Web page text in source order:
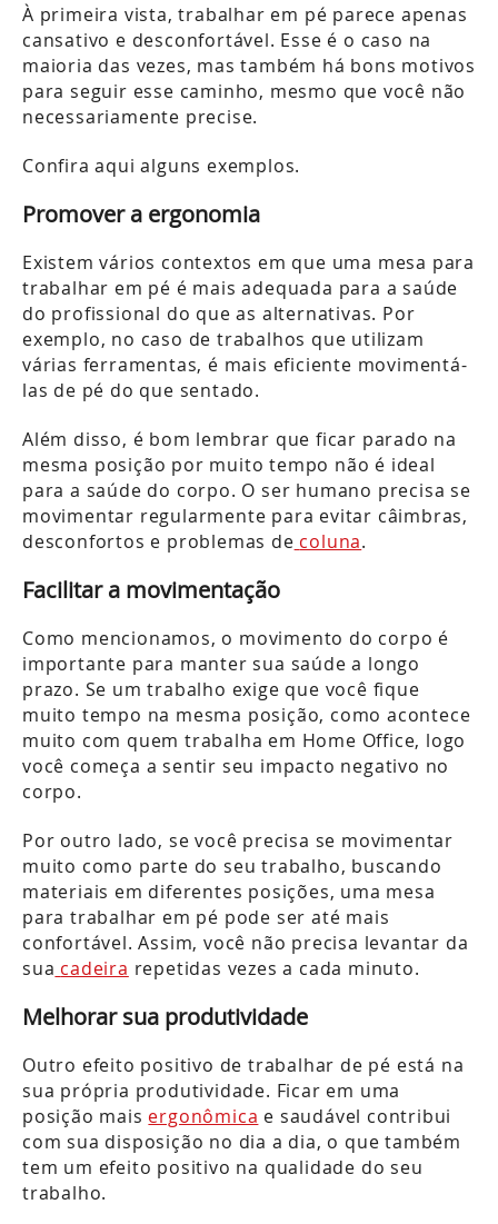
À primeira vista, trabalhar em pé parece apenas
cansativo e desconfortável. Esse é o caso na
maioria das vezes, mas também há bons motivos
para seguir esse caminho, mesmo que você não
necessariamente precise.
Confira aqui alguns exemplos.
Promover a ergonomia
Existem vários contextos em que uma mesa para
trabalhar em pé é mais adequada para a saúde
do profissional do que as alternativas. Por
exemplo, no caso de trabalhos que utilizam
várias ferramentas, é mais eficiente movimentá-
las de pé do que sentado.
Além disso, é bom lembrar que ficar parado na
mesma posição por muito tempo não é ideal
para a saúde do corpo. O ser humano precisa se
movimentar regularmente para evitar câimbras,
desconfortos e problemas de coluna.
Facilitar a movimentação
Como mencionamos, o movimento do corpo é
importante para manter sua saúde a longo
prazo. Se um trabalho exige que você fique
muito tempo na mesma posição, como acontece
muito com quem trabalha em Home Office, logo
você começa a sentir seu impacto negativo no
corpo.
Por outro lado, se você precisa se movimentar
muito como parte do seu trabalho, buscando
materiais em diferentes posições, uma mesa
para trabalhar em pé pode ser até mais
confortável. Assim, você não precisa levantar da
sua cadeira repetidas vezes a cada minuto.
Melhorar sua produtividade
Outro efeito positivo de trabalhar de pé está na
sua própria produtividade. Ficar em uma
posição mais ergonômica e saudável contribui
com sua disposição no dia a dia, o que também
tem um efeito positivo na qualidade do seu
trabalho.